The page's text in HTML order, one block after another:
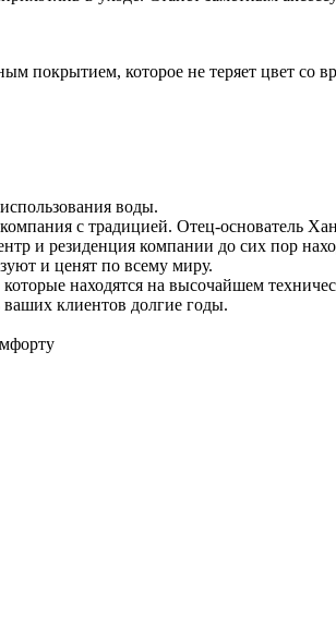
покрытием, которое не теряет цвет со
воды.
с традицией. Отец-основатель
и резиденция компании до сих пор
и ценят по всему миру.
находятся на высочайшем
клиентов долгие годы.